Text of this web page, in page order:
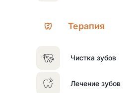
Терапия
Чистка зубов
Лечение зубов